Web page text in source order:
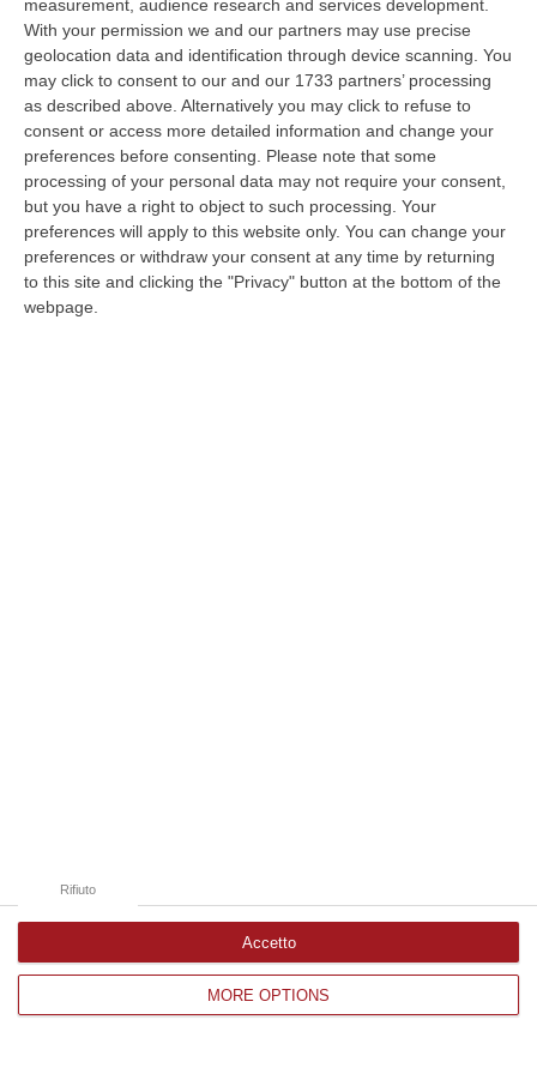
measurement, audience research and services development.
With your permission we and our partners may use precise
geolocation data and identification through device scanning. You
may click to consent to our and our 1733 partners’ processing
as described above. Alternatively you may click to refuse to
consent or access more detailed information and change your
preferences before consenting. Please note that some
processing of your personal data may not require your consent,
but you have a right to object to such processing. Your
preferences will apply to this website only. You can change your
preferences or withdraw your consent at any time by returning
to this site and clicking the "Privacy" button at the bottom of the
webpage.
MORE OPTIONS
Rifiuto
Accetto
Blitz Nel Cosentino, Scoperta Coltivazione Di Marijuana.
Sequestrate 200 Piante – VIDEO
“COSENZA I Finanzieri del Comando Provinciale Cosenza, nell’ambito di
specifica attività di controllo del territorio finalizzata alla preven…
07 Agosto, 8:51
Entra In Un Terreno E Ruba Dodici Galline Nel Crotonese,
Denunciato Per Furto
“PETILIA POLICASTRO Nell’ambito dell’intensificazione dei servizi di
controllo del territorio disposti dalla Compagnia Carabinieri di Petili…
Corriere delle Calabria è una testata giornalistica di News&Com S.r.l